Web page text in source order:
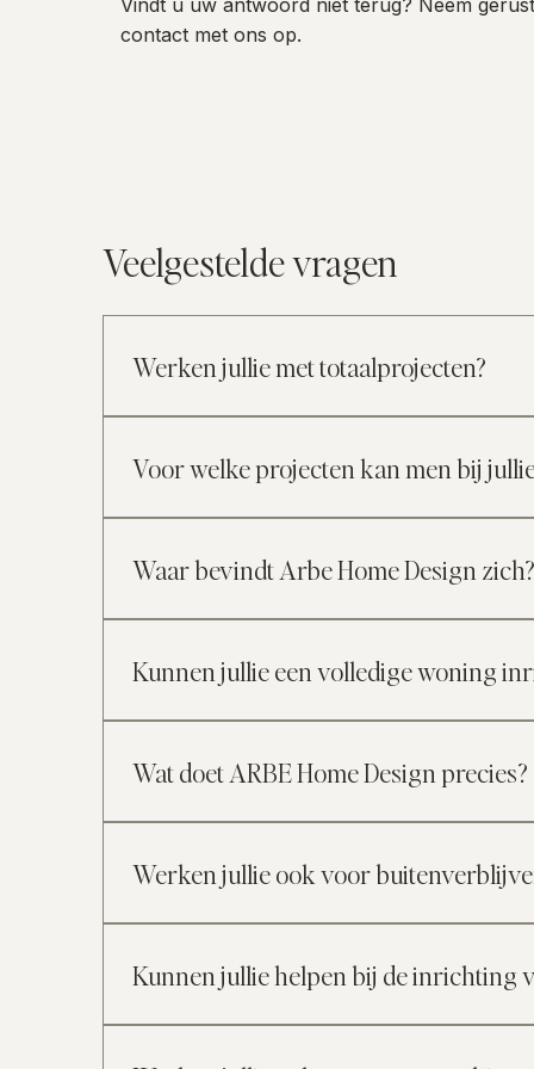
contact met ons op.
Veelgestelde vragen
Werken jullie met totaalprojecten?
uitgewerkt. Dit betekent dat alle elementen — van
klanten biedt dit rust en overzicht, omdat het
Voor welke projecten kan men bij
woningen Interieurontwerp voor appartementen
creëren waarin rust, harmonie en verfijning centraal
Waar bevindt Arbe Home Design zich?
Brasschaat, ’s-Gravenwezel, Schoten en de
Kunnen jullie een volledige woning
woning. Alle ruimtes worden bekeken in functie
een interieur waarin elke ruimte logisch aansluit
Wat doet ARBE Home Design precies?
samen één coherent geheel vormen, dit voor
interieurconcepten en begeleiden de
uiteindelijke inrichting van de woning. Veel
Werken jullie ook voor
en de inrichting zorgen wij ook voor de
douane- en importformaliteiten en zorgen ervoor
opgevolgd, zodat het volledige interieur volgens
Kunnen jullie helpen bij de inrichting